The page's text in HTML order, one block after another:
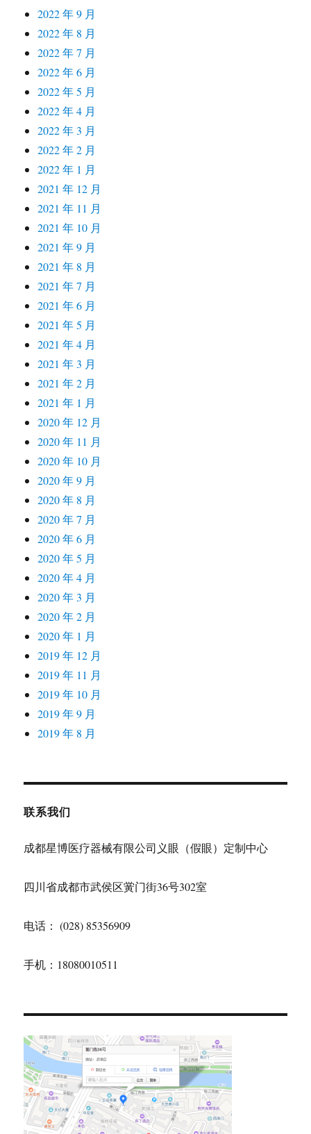
2022 年 9 月
2022 年 8 月
2022 年 7 月
2022 年 6 月
2022 年 5 月
2022 年 4 月
2022 年 3 月
2022 年 2 月
2022 年 1 月
2021 年 12 月
2021 年 11 月
2021 年 10 月
2021 年 9 月
2021 年 8 月
2021 年 7 月
2021 年 6 月
2021 年 5 月
2021 年 4 月
2021 年 3 月
2021 年 2 月
2021 年 1 月
2020 年 12 月
2020 年 11 月
2020 年 10 月
2020 年 9 月
2020 年 8 月
2020 年 7 月
2020 年 6 月
2020 年 5 月
2020 年 4 月
2020 年 3 月
2020 年 2 月
2020 年 1 月
2019 年 12 月
2019 年 11 月
2019 年 10 月
2019 年 9 月
2019 年 8 月
联系我们
成都星博医疗器械有限公司义眼（假眼）定制中心
四川省成都市武侯区黉门街36号302室
电话： (028) 85356909
手机：18080010511